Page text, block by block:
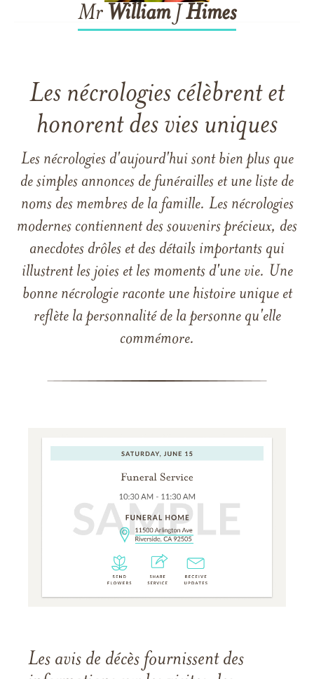
Mr WilliamJ Himes
Les nécrologies célèbrent et
honorent des vies uniques
Les nécrologies d'aujourd'hui sont bien plus que
de simples annonces de funérailles et une liste de
noms des membres de la famille. Les nécrologies
modernes contiennent des souvenirs précieux, des
anecdotes drôles et des détails importants qui
illustrent les joies et les moments d'une vie. Une
bonne nécrologie raconte une histoire unique et
reflète la personnalité de la personne qu'elle
commémore.
Les avis de décès fournissent des